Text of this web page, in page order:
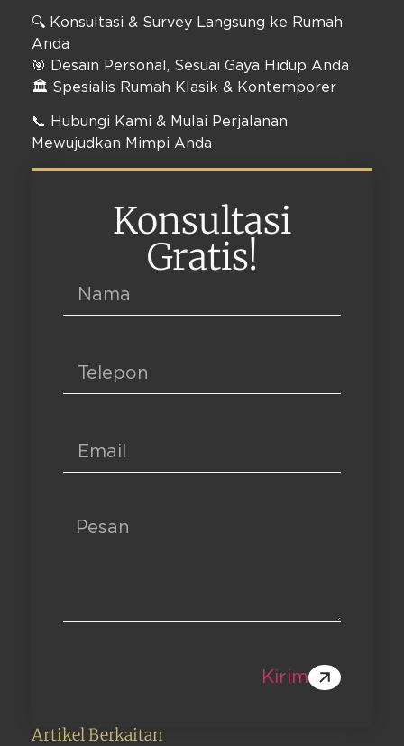
🔍 Konsultasi & Survey Langsung ke Rumah
Anda
🎯 Desain Personal, Sesuai Gaya Hidup Anda
🏛️ Spesialis Rumah Klasik & Kontemporer
📞 Hubungi Kami & Mulai Perjalanan
Mewujudkan Mimpi Anda
Konsultasi
Gratis!
Kirim
Artikel Berkaitan